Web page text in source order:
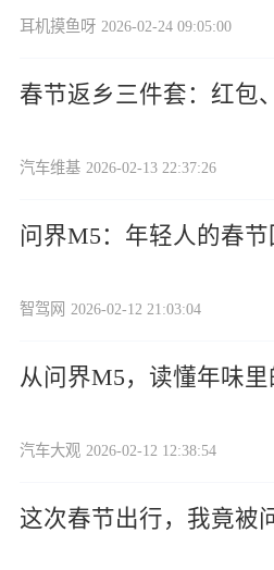
耳机摸鱼呀 2026-02-24 09:05:00
春节返乡三件套：红包
汽车维基 2026-02-13 22:37:26
问界M5：年轻人的春节
智驾网 2026-02-12 21:03:04
从问界M5，读懂年味里
汽车大观 2026-02-12 12:38:54
这次春节出行，我竟被